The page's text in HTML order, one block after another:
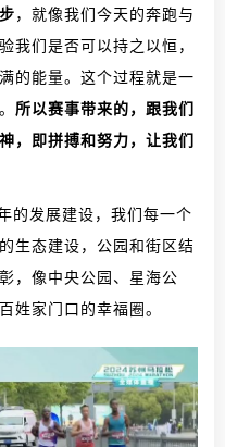
，就像我们今天的奔跑与
我们是否可以持之以恒，
的能量。这个过程就是一
所以赛事带来的，跟我们
，即拼搏和努力，让我们
的发展建设，我们每一个
生态建设，公园和街区结
，像中央公园、星海公
姓家门口的幸福圈。